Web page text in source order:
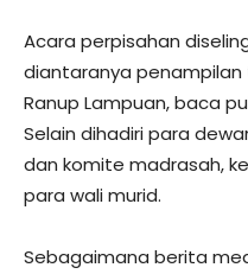
Acara perpisahan
diantaranya penampilan
Ranup Lampuan, baca
Selain dihadiri para
dan komite madrasah,
para wali murid.
Sebagaimana berita